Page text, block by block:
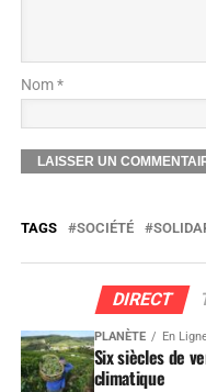
Nom *
TAGS SOCIÉTÉ
DIRECT
PLANÈTE En
Six siècles de
climatique